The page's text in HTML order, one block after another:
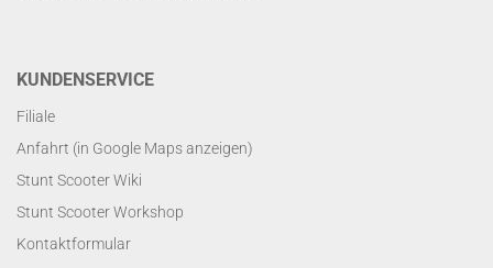
KUNDENSERVICE
Filiale
Anfahrt (in Google Maps anzeigen)
Stunt Scooter Wiki
Stunt Scooter Workshop
Kontaktformular